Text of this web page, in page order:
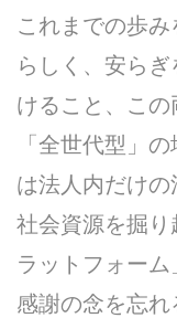
これまでの歩
らしく、安ら
けること、こ
「全世代型」
は法人内だけ
社会資源を掘
ラットフォーム
感謝の念を忘